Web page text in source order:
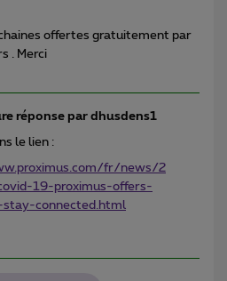
offertes gratuitement par
. Merci
réponse par dhusdens1
le lien :
fr/news/2
19-proximus-offers-
connected.html